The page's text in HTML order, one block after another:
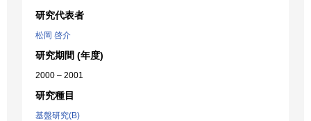
研究代表者
松岡 啓介
研究期間 (年度)
2000 – 2001
研究種目
基盤研究(B)